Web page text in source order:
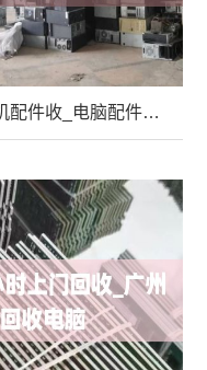
广州个人电脑拆机配件收_电脑配件型号及价格表